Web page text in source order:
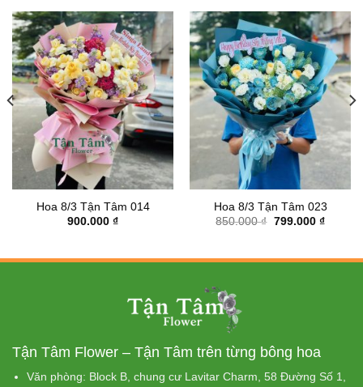
Hoa 8/3 Tận Tâm 014
900.000 ₫
Hoa 8/3 Tận Tâm 023
850.000₫ Giá
799.000 ₫Giá
Tận Tâm Flower – Tận Tâm trên từng bông hoa
Văn phòng: Block B, chung cư Lavitar Charm, 58 Đường Số 1,